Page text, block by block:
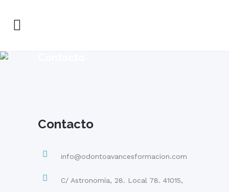
Contacto
info@odontoavancesformacion.com
C/ Astronomía, 28. Local 78. 41015,